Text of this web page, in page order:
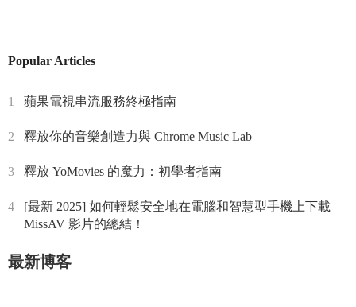
Popular Articles
1 蘋果電視串流服務終極指南
2 釋放你的音樂創造力與 Chrome Music Lab
3 釋放 YoMovies 的魔力：初學者指南
4
[最新 2025] 如何輕鬆安全地在電腦和智慧型手機上下載
MissAV 影片的總結！
最新博客